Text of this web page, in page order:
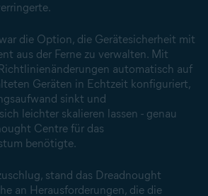
die Option, die Gerätesicherheit mit
aus der Ferne zu verwalten. Mit
automatisch auf
Geräten in Echtzeit konfiguriert,
sinkt und
leichter skalieren lassen - genau
Centre für das
benötigte.
stand das Dreadnought
an Herausforderungen, die die